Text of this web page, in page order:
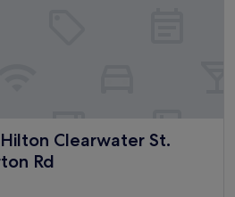
Clearwater St.
Rd
Clearwater St. Petersburg